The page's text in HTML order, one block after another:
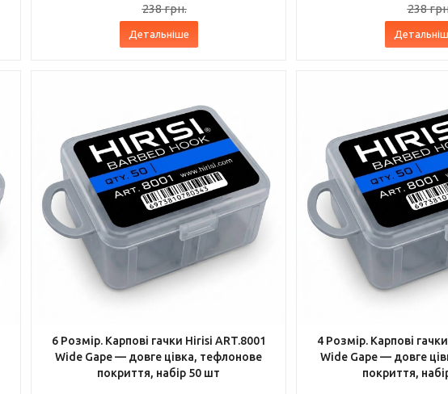
238грн.
Детальніше
238
6 Розмір. Карпові гачки Hirisi ART.8001
Wide Gape — довге цівка, тефлонове
покриття, набір 50 шт
4 Розмір. Карпові
Wide Gape — довге
покриття,